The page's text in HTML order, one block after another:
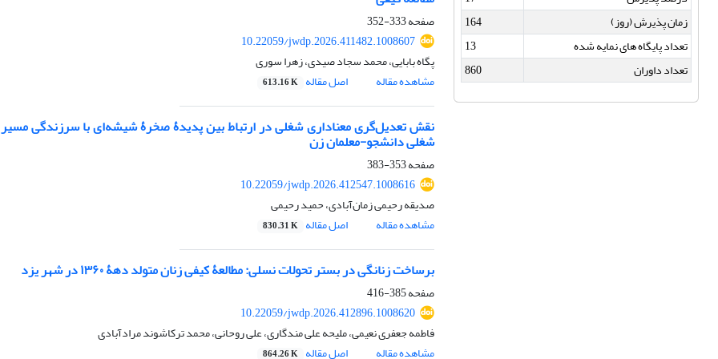
زمان پذیرش (روز)
164
تعداد پایگاه های نمایه شده
13
تعداد داوران
860
صفحه333-352
10.22059/jwdp.2026.411482.1008607
پگاه بابایی، محمد سجاد صیدی، زهرا سوری
مشاهده مقاله
اصل مقاله 613.16 K
نقش تعدیل‌گری معناداری شغلی در ارتباط بین پدیدۀ صخرۀ شیشه‌ای با سرزندگی
شغلی دانشجو-معلمان زن
صفحه353-383
10.22059/jwdp.2026.412547.1008616
صدیقه رحیمی زمان‌آبادی، حمید رحیمی
مشاهده مقاله
اصل مقاله 830.31 K
برساخت زنانگی در بستر تحولات نسلی: مطالعۀ کیفی زنان متولد دهۀ ۱۳۶۰ در شهر یزد
صفحه385-416
10.22059/jwdp.2026.412896.1008620
فاطمه جعفری نعیمی، ملیحه علی مندگاری، علی روحانی، محمد ترکاشوند مرادآبادی
مشاهده مقاله
اصل مقاله 864.26 K